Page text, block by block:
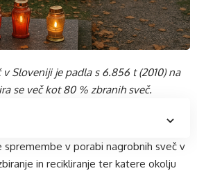
Sloveniji je padla s 6.856 t (2010) na
se več kot 80 % zbranih sveč.
spremembe v porabi nagrobnih sveč v
in recikliranje ter katere okolju